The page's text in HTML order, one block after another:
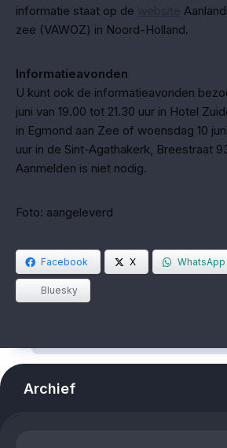
informatie staat op de
zee (VAWOZ) in Noord-Holland.
Informatieavonden
U kunt ook de informatieavonden
juni van 19.00 tot 21.30 uur in Hotel
in Egmond aan Zee of woensdag 10
uur in de Sint-Agathakerk, Breestraat
Aanmelden is niet nodig.
Foto: aangeleverd
Facebook X WhatsApp
Bluesky
Archief